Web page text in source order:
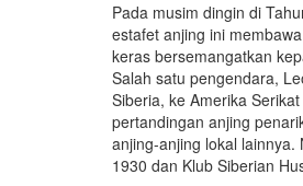
Pada musim dingin di
estafet anjing ini
keras bersemangatkan
Salah satu pengendara,
Siberia, ke Amerika
pertandingan anjing
anjing-anjing lokal
1930 dan Klub Siberian